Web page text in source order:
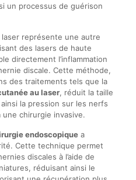
un processus de guérison
représente une autre
des lasers de haute
directement l’inflammation
discale. Cette méthode,
des traitements tels que la
au laser, réduit la taille
la pression sur les nerfs
chirurgie invasive.
endoscopiquea
Cette technique permet
discales à l’aide de
réduisant ainsi le